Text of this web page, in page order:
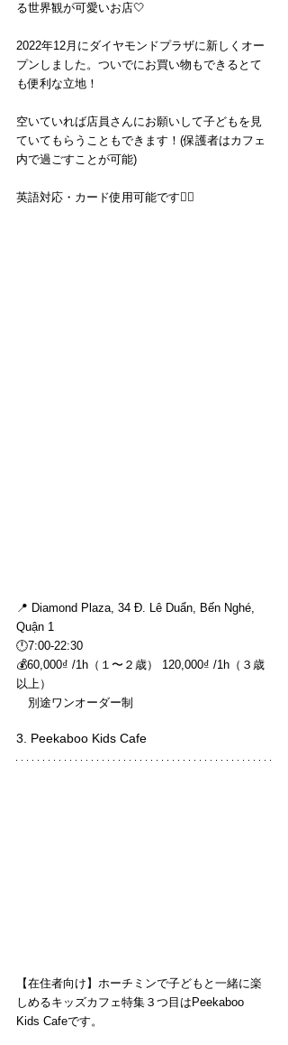
る世界観が可愛いお店🤍
2022年12月にダイヤモンドプラザに新しくオー
プンしました。ついでにお買い物もできるとて
も便利な立地！
空いていれば店員さんにお願いして子どもを見
ていてもらうこともできます！(保護者はカフェ
内で過ごすことが可能)
英語対応・カード使用可能です🙆‍♀️
📍 Diamond Plaza, 34 Đ. Lê Duẩn, Bến Nghé,
Quận 1
🕛7:00-22:30
💰60,000₫ /1h（１〜２歳） 120,000₫ /1h（３歳
以上）
別途ワンオーダー制
3. Peekaboo Kids Cafe
【在住者向け】ホーチミンで子どもと一緒に楽
しめるキッズカフェ特集３つ目はPeekaboo
Kids Cafeです。